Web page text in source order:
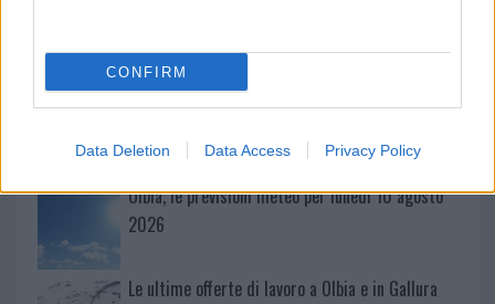
CONFIRM
Data Deletion Data Access Privacy Policy
Incidente a Baia Sardinia, scontro tra auto e
Olbia, le previsioni meteo per lunedì 10 agosto
2026
Le ultime offerte di lavoro a Olbia e in Gallura